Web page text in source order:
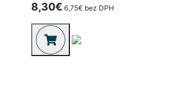
8,30€ 6,75€ bez DPH